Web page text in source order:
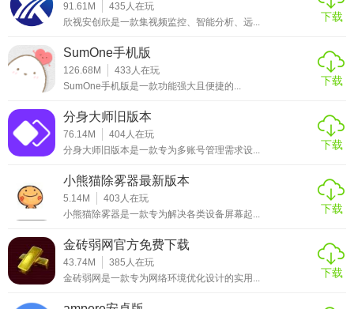
91.61M 435 人在玩
欣视安创欣是一款集视频监控、智能分析、远...
下载
SumOne手机版
126.68M 433 人在玩
SumOne手机版是一款功能强大且便捷的...
下载
分身大师旧版本
76.14M 404人在玩
分身大师旧版本是一款专为多账号管理需求设...
下载
小熊猫除雾器最新版本
5.14M 403 人在玩
小熊猫除雾器是一款专为解决各类设备屏幕起...
下载
金砖弱网官方免费下载
43.74M 385 人在玩
金砖弱网是一款专为网络环境优化设计的实用...
下载